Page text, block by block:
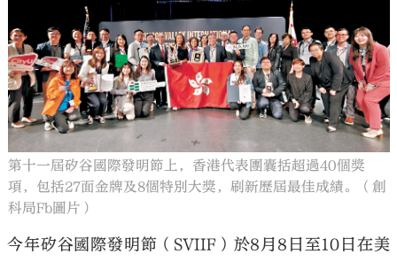
第十一屆矽谷國際發明節上，香港代表團囊括超過40個獎
項，包括27面金牌及8個特別大獎，刷新歷屆最佳成績。（創
科局Fb圖片）
今年矽谷國際發明節（SVIIF）於8月8日至10日在美